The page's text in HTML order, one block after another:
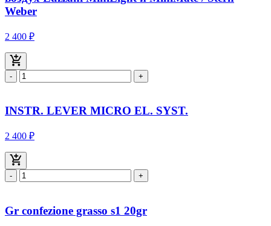
Weber
2 400 ₽
- +
INSTR. LEVER MICRO EL. SYST.
2 400 ₽
- +
Gr confezione grasso s1 20gr